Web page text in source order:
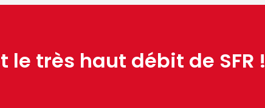
le très haut débit de SFR !